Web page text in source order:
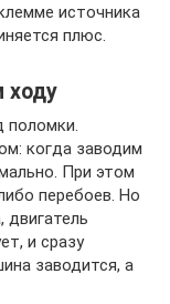
источника
плюс.
ходу
поломки.
когда заводим
При этом
перебоев. Но
двигатель
и сразу
заводится, а